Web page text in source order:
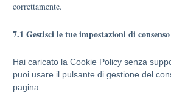
correttamente.
7.1 Gestisci le tue impostazioni di consenso
Hai caricato la Cookie Policy senza
puoi usare il pulsante di gestione del
pagina.